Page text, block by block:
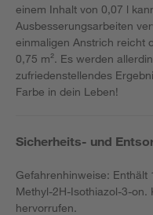
einem Inhalt von 0,07 l
Ausbesserungsarbeiten
einmaligen Anstrich reicht
0,75 m². Es werden
zufriedenstellendes
Farbe in dein Leben!
Sicherheits- und
Gefahrenhinweise:
Methyl-2H-Isothiazol-3-on.
hervorrufen.